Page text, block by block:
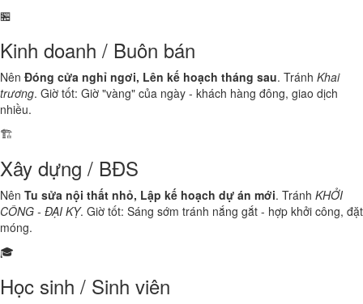
🏪
Kinh doanh / Buôn bán
Nên Đóng cửa nghỉ ngơi, Lên kế hoạch tháng sau. Tránh Khai
trương. Giờ tốt: Giờ "vàng" của ngày - khách hàng đông, giao dịch
nhiều.
🏗️
Xây dựng / BĐS
Nên Tu sửa nội thất nhỏ, Lập kế hoạch dự án mới. Tránh KHỞI
CÔNG - ĐẠI KỴ. Giờ tốt: Sáng sớm tránh nắng gắt - hợp khởi công, đặt
móng.
🎓
Học sinh / Sinh viên